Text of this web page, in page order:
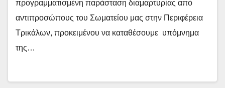
προγραμματισμένη παράσταση διαμαρτυρίας από
αντιπροσώπους του Σωματείου μας στην Περιφέρεια
Τρικάλων, προκειμένου να καταθέσουμε υπόμνημα
της…